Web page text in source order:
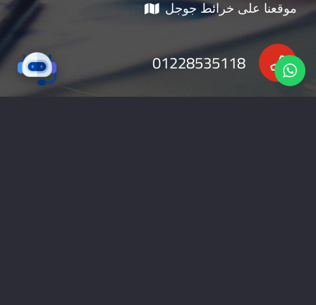
موقعنا على خرائط جوجل
01228535118